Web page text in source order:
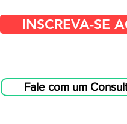
INSCREVA-SE
Fale com um